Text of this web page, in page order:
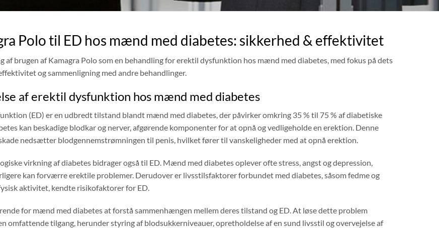
Polo til ED hos mænd med diabetes: sikkerhed & effektivitet
af brugen af ​​Kamagra Polo som en behandling for erektil dysfunktion hos mænd med diabetes, med fokus på dets
og sammenligning med andre behandlinger.
af erektil dysfunktion hos mænd med diabetes
(ED) er en udbredt tilstand blandt mænd med diabetes, der påvirker omkring 35 % til 75 % af diabetiske
kan beskadige blodkar og nerver, afgørende komponenter for at opnå og vedligeholde en erektion. Denne
nedsætter blodgennemstrømningen til penis, hvilket fører til vanskeligheder med at opnå erektion.
virkning af diabetes bidrager også til ED. Mænd med diabetes oplever ofte stress, angst og depression,
kan forværre erektile problemer. Derudover er livsstilsfaktorer forbundet med diabetes, såsom fedme og
aktivitet, kendte risikofaktorer for ED.
for mænd med diabetes at forstå sammenhængen mellem deres tilstand og ED. At løse dette problem
omfattende tilgang, herunder styring af blodsukkerniveauer, opretholdelse af en sund livsstil og overvejelse af